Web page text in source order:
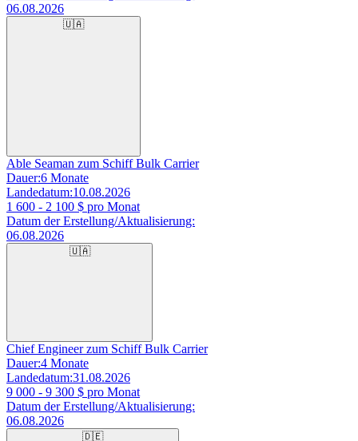
06.08.2026
🇺🇦
Able Seaman zum Schiff Bulk Carrier
Dauer:6 Monate
Landedatum:10.08.2026
1 600 - 2 100 $ pro Monat
Datum der Erstellung/Aktualisierung:
06.08.2026
🇺🇦
Chief Engineer zum Schiff Bulk Carrier
Dauer:4 Monate
Landedatum:31.08.2026
9 000 - 9 300 $ pro Monat
Datum der Erstellung/Aktualisierung:
06.08.2026
🇩🇪